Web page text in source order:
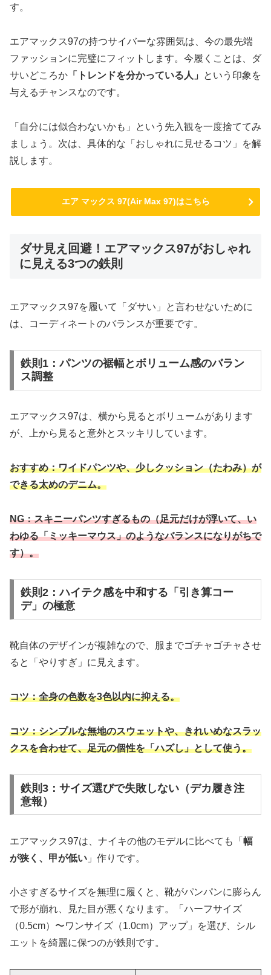
す。
エアマックス97の持つサイバーな雰囲気は、今の最先端
ファッションに完璧にフィットします。今履くことは、ダ
サいどころか 「トレンドを分かっている人」
という印象を
与えるチャンスなのです。
「自分には似合わないかも」という先入観を一度捨ててみ
ましょう。次は、具体的な「おしゃれに見せるコツ」を解
説します。
エア マックス 97(Air Max 97)はこちら
ダサ見え回避！エアマックス97がおしゃれ
に見える3つの鉄則
エアマックス97を履いて「ダサい」と言わせないために
は、コーディネートのバランスが重要です。
鉄則1：パンツの裾幅とボリューム感のバラン
ス調整
エアマックス97は、横から見るとボリュームがあります
が、上から見ると意外とスッキリしています。
おすすめ：ワイドパンツや、少しクッション（たわみ）が
できる太めのデニム。
NG：スキニーパンツすぎるもの（足元だけが浮いて、い
わゆる「ミッキーマウス」のようなバランスになりがちで
す）。
鉄則2：ハイテク感を中和する「引き算コー
デ」の極意
靴自体のデザインが複雑なので、服までゴチャゴチャさせ
ると「やりすぎ」に見えます。
コツ：全身の色数を3色以内に抑える。
コツ：シンプルな無地のスウェットや、きれいめなスラッ
クスを合わせて、足元の個性を「ハズし」として使う。
鉄則3：サイズ選びで失敗しない（デカ履き注
意報）
エアマックス97は、ナイキの他のモデルに比べても「 幅
が狭く、甲が低い 」作りです。
小さすぎるサイズを無理に履くと、靴がパンパンに膨らん
で形が崩れ、見た目が悪くなります。「ハーフサイズ
（0.5cm）〜ワンサイズ（1.0cm）アップ」を選び、シル
エットを綺麗に保つのが鉄則です。